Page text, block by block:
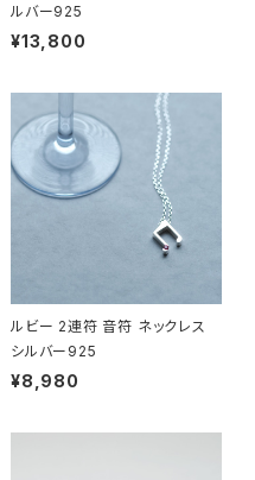
ルバー925
¥13,800
ルビー 2連符 音符 ネックレス
シルバー925
¥8,980